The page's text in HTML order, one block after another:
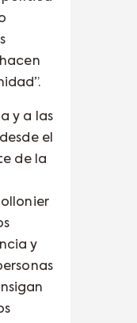
y a las
el
de la
y